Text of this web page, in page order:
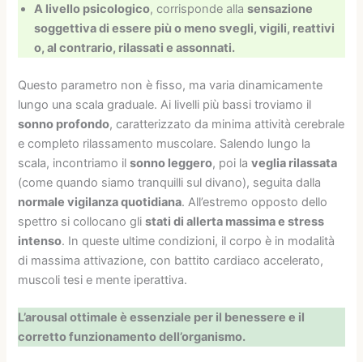
A livello psicologico, corrisponde allasensazione
soggettiva di essere più o meno svegli, vigili, reattivi
o, al contrario, rilassati e assonnati.
Questo parametro non è fisso, ma varia dinamicamente
lungo una scala graduale. Ai livelli più bassi troviamo il
sonno profondo, caratterizzato da minima attività cerebrale
e completo rilassamento muscolare. Salendo lungo la
scala, incontriamo ilsonno leggero, poi laveglia rilassata
(come quando siamo tranquilli sul divano), seguita dalla
normale vigilanza quotidiana. All’estremo opposto dello
spettro si collocano glistati di allerta massima e stress
intenso. In queste ultime condizioni, il corpo è in modalità
di massima attivazione, con battito cardiaco accelerato,
muscoli tesi e mente iperattiva.
L’arousal ottimale è essenziale per il benessere e il
corretto funzionamento dell’organismo.